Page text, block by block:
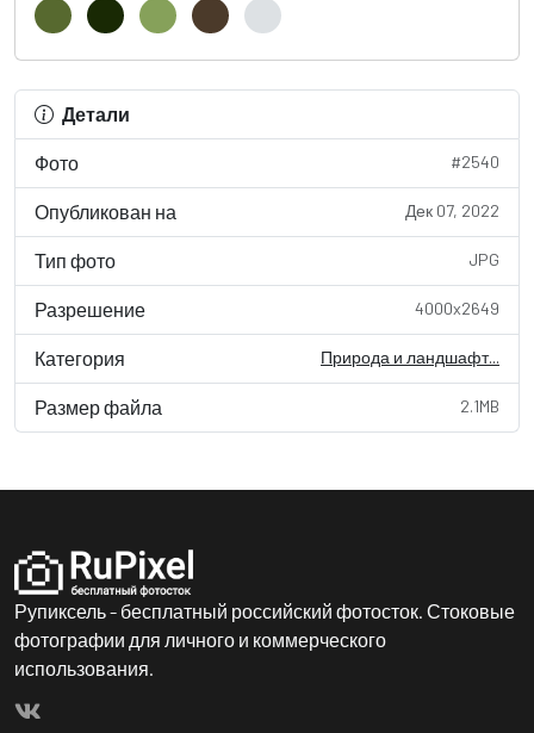
Детали
Фото #2540
Опубликован на Дек 07, 2022
Тип фото JPG
Разрешение 4000x2649
Категория Природа и ландшафт...
Размер файла 2.1MB
Рупиксель - бесплатный российский фотосток. Стоковые
фотографии для личного и коммерческого
использования.